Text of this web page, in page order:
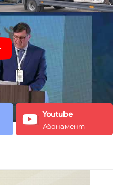
Youtube
Абонамент